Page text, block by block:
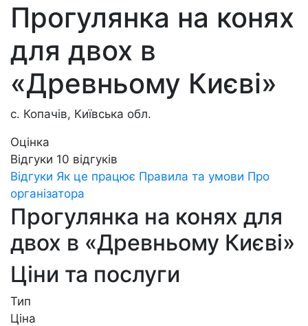
Прогулянка на конях
для двох в
«Древньому Києві»
с. Копачів, Київська обл.
Оцінка
Відгуки 10 відгуків
Відгуки Як це працює Правила та умови Про
організатора
Прогулянка на конях для
двох в «Древньому Києві»
Ціни та послуги
Тип
Ціна